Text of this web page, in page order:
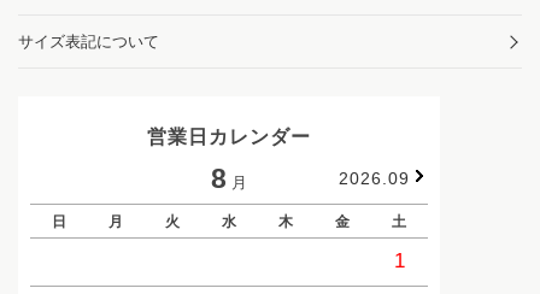
サイズ表記について
営業日カレンダー
8 月 2026.09
日 月 火 水 木 金 土
1